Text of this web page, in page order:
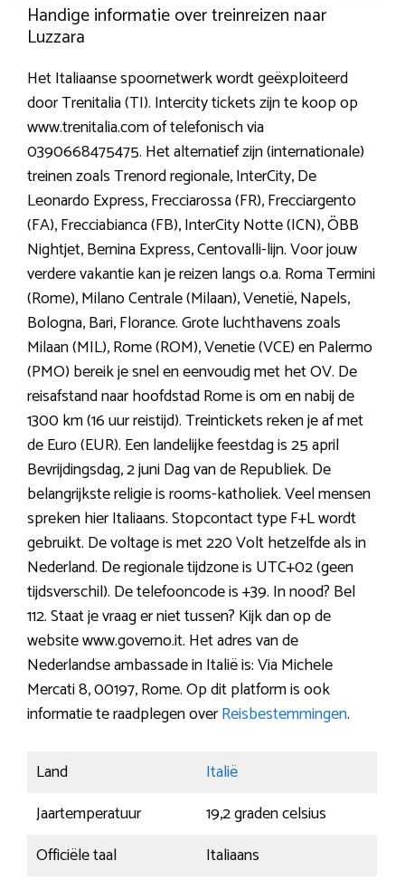
Handige informatie over treinreizen naar
Luzzara
Het Italiaanse spoornetwerk wordt geëxploiteerd
door Trenitalia (TI). Intercity tickets zijn te koop op
www.trenitalia.com of telefonisch via
0390668475475. Het alternatief zijn (internationale)
treinen zoals Trenord regionale, InterCity, De
Leonardo Express, Frecciarossa (FR), Frecciargento
(FA), Frecciabianca (FB), InterCity Notte (ICN), ÖBB
Nightjet, Bernina Express, Centovalli-lijn. Voor jouw
verdere vakantie kan je reizen langs o.a. Roma Termini
(Rome), Milano Centrale (Milaan), Venetië, Napels,
Bologna, Bari, Florance. Grote luchthavens zoals
Milaan (MIL), Rome (ROM), Venetie (VCE) en Palermo
(PMO) bereik je snel en eenvoudig met het OV. De
reisafstand naar hoofdstad Rome is om en nabij de
1300 km (16 uur reistijd). Treintickets reken je af met
de Euro (EUR). Een landelijke feestdag is 25 april
Bevrijdingsdag, 2 juni Dag van de Republiek. De
belangrijkste religie is rooms-katholiek. Veel mensen
spreken hier Italiaans. Stopcontact type F+L wordt
gebruikt. De voltage is met 220 Volt hetzelfde als in
Nederland. De regionale tijdzone is UTC+02 (geen
tijdsverschil). De telefooncode is +39. In nood? Bel
112. Staat je vraag er niet tussen? Kijk dan op de
website www.governo.it. Het adres van de
Nederlandse ambassade in Italië is: Via Michele
Mercati 8, 00197, Rome. Op dit platform is ook
informatie te raadplegen overReisbestemmingen.
Land
Italië
Jaartemperatuur
19,2 graden celsius
Officiële taal
Italiaans